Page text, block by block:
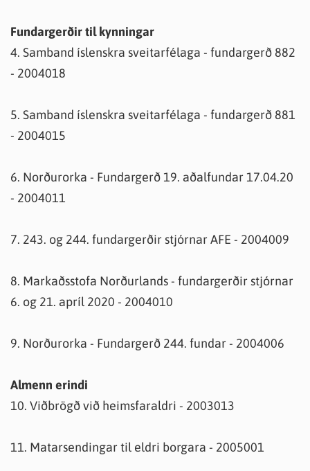
Fundargerðir til kynningar
4. Samband íslenskra sveitarfélaga - fundargerð 882
- 2004018
5. Samband íslenskra sveitarfélaga - fundargerð 881
- 2004015
6. Norðurorka - Fundargerð 19. aðalfundar 17.04.20
- 2004011
7. 243. og 244. fundargerðir stjórnar AFE - 2004009
8. Markaðsstofa Norðurlands - fundargerðir stjórnar
6. og 21. apríl 2020 - 2004010
9. Norðurorka - Fundargerð 244. fundar - 2004006
Almenn erindi
10. Viðbrögð við heimsfaraldri - 2003013
11. Matarsendingar til eldri borgara - 2005001